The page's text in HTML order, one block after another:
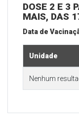
DOSE 2 E 3
MAIS, DAS
Data de
Unidade
Nenhum